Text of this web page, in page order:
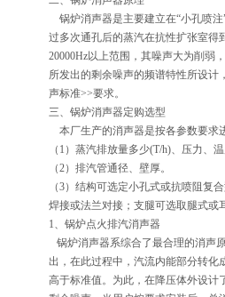
锅炉消声器是主要建立在“小孔喷
过多次通孔后的蒸汽在抗性扩张室得
20000Hz以上范围，其噪声大为削弱
所发出的剩余噪声的频谱特性所设计
声标准>>要求。
三、锅炉消声器定购选型
本厂生产的消声器是按各参数要求
（1）蒸汽排放量多少(T/h)、压力、
（2）排汽管通径、壁厚。
（3）结构可选定小孔式或抗喷阻复
焊接或法兰对接；支腿可选取腿式或
1、锅炉点火排汽消声器
锅炉消声器系综合了最合理的消声
出，在此过程中，汽流内能部分转化
高于标准值。为此，在降压体外设计